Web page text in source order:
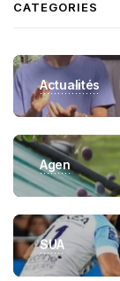
CATEGORIES
Actualités
Agen
SUA